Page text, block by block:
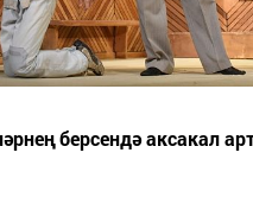
берсендә аксакал